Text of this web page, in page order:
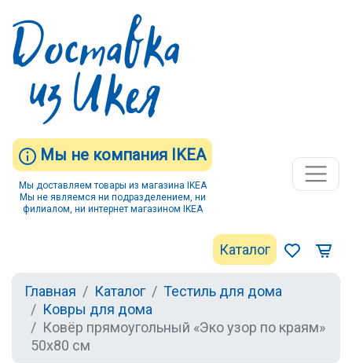
Мы не компания IKEA
Мы доставляем товары из магазина IKEA
Мы не являемся ни подразделением, ни
филиалом, ни интернет магазином IKEA
Каталог
Главная Каталог
Тестиль для дома
Ковры для дома
Ковёр прямоугольный «Эко узор по краям»
50х80 см